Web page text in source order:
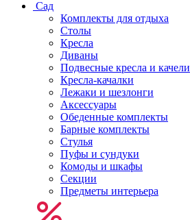
Сад
Комплекты для отдыха
Столы
Кресла
Диваны
Подвесные кресла и качели
Кресла-качалки
Лежаки и шезлонги
Аксессуары
Обеденные комплекты
Барные комплекты
Стулья
Пуфы и сундуки
Комоды и шкафы
Секции
Предметы интерьера